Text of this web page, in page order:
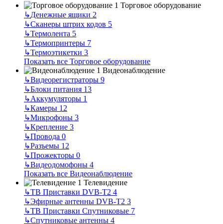
Торговое оборудование
↳Денежные ящики 2
↳Сканеры штрих кодов 5
↳Термолента 5
↳Термопринтеры 7
↳Термоэтикетки 3
Показать все Торговое оборудование
Видеонаблюдение
↳Видеорегистраторы 9
↳Блоки питания 13
↳Аккумуляторы 1
↳Камеры 12
↳Микрофоны 3
↳Крепление 3
↳Провода 0
↳Разъемы 12
↳Прожекторы 0
↳Видеодомофоны 4
Показать все Видеонаблюдение
Телевидение
↳ТВ Приставки DVB-T2 4
↳Эфирные антенны DVB-T2 3
↳ТВ Приставки Спутниковые 7
↳Спутниковые антенны 4